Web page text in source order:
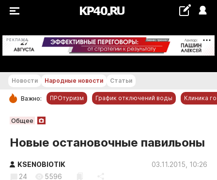
РЕКЛАМА +22...+23 °С
РУБРИКИ
Статьи
Новости Народные новости Статьи
Важно: ПРОтуризм График отключений воды Клиника
Общее
Новые остановочные павильоны
KSENOBIOTIK
03.11.2015, 10:26
24
5596